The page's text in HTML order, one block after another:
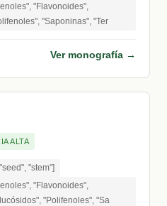
"Flavonoides",
"Saponinas", "Ter
Ver monografía →
ALTA
"stem"]
"Flavonoides",
"Polifenoles", "Sa